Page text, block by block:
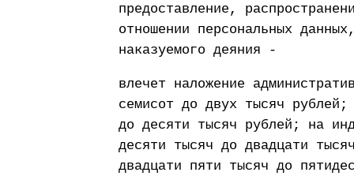
предоставление,
отношении персональных
наказуемого деяния -
влечет наложение
семисот до двух тысяч
до десяти тысяч рублей; на
десяти тысяч до двадцати
двадцати пяти тысяч до